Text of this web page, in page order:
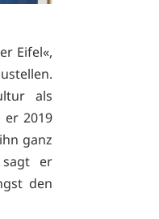
Eifel«,
als
er 2019
ganz
er
den